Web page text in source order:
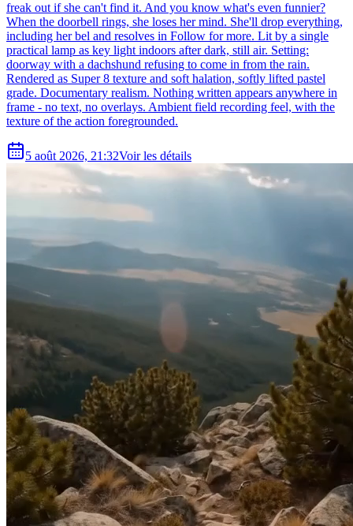
freak out if she can't find it. And you know what's even funnier?
When the doorbell rings, she loses her mind. She'll drop everything,
including her bel and resolves in Follow for more. Lit by a single
practical lamp as key light indoors after dark, still air. Setting:
doorway with a dachshund refusing to come in from the rain.
Rendered as Super 8 texture and soft halation, softly lifted pastel
grade. Documentary realism. Nothing written appears anywhere in
frame - no text, no overlays. Ambient field recording feel, with the
texture of the action foregrounded.
5 août 2026, 21:32Voir les détails